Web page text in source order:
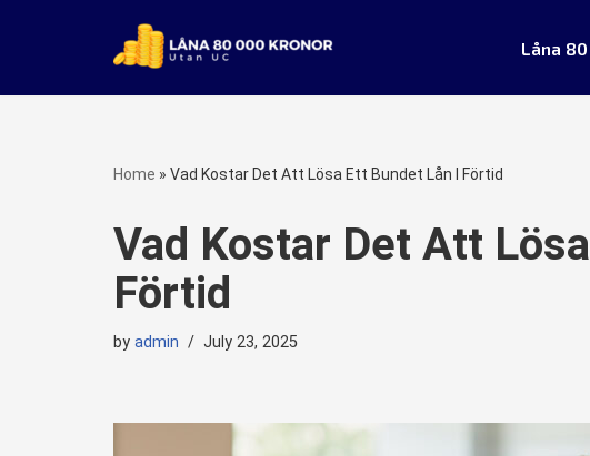
to
Låna
Home » Vad Kostar Det Att Lösa Ett Bundet Lån I Förtid
Vad Kostar Det Att
Förtid
by admin July 23, 2025